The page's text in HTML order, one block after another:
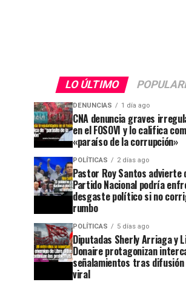
LO ÚLTIMO
DENUNCIAS 1 día ago
CNA denuncia graves
en el FOSOVI y lo califica
«paraíso de la corrupción»
POLÍTICAS 2 días ago
Pastor Roy Santos advierte
Partido Nacional podría
desgaste político si no
rumbo
POLÍTICAS 5 días ago
Diputadas Sherly Arriaga y
Donaire protagonizan
señalamientos tras difusión
viral